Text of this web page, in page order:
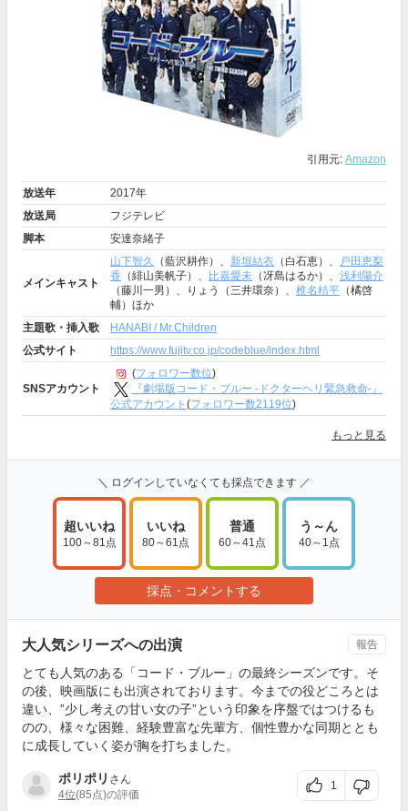
引用元: Amazon
放送年
2017年
放送局
フジテレビ
脚本
安達奈緒子
メインキャスト
山下智久 （藍沢耕作）、 新垣結衣 （白石恵）、
戸田恵梨
香 （緋山美帆子）、 比嘉愛未 （冴島はるか）、 浅利陽介
（藤川一男）、りょう（三井環奈）、 椎名桔平 （橘啓
輔）ほか
主題歌・挿入歌
HANABI / Mr.Children
公式サイト
https://www.fujitv.co.jp/codeblue/index.html
SNSアカウント
(フォロワー数位)
『劇場版コード・ブルー -ドクターヘリ緊急救命-』
公式アカウント (フォロワー数2119位)
もっと見る
＼ ログインしていなくても採点できます ／
超いいね
100～81点
いいね
80～61点
普通
60～41点
う～ん
40～1点
採点・コメントする
大人気シリーズへの出演
とても人気のある「コード・ブルー」の最終シーズンです。そ
の後、映画版にも出演されております。今までの役どころとは
違い、”少し考えの甘い女の子”という印象を序盤ではつけるも
のの、様々な困難、経験豊富な先輩方、個性豊かな同期ととも
に成長していく姿が胸を打ちました。
ポリポリ さん
4位(85点)の評価
1
報告